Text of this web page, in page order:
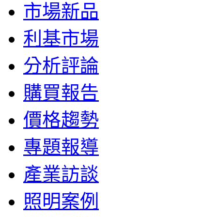
市場新品
利基市場
分析評論
購買報告
價格趨勢
專題報導
產業訪談
照明案例